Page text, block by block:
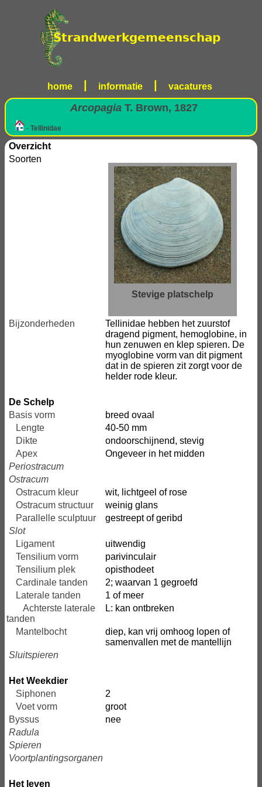
home informatie vacatures
Arcopagia T. Brown, 1827
- Tellinidae
Overzicht
Soorten
Stevige platschelp
Bijzonderheden
Tellinidae hebben het zuurstof
dragend pigment, hemoglobine, in
hun zenuwen en klep spieren. De
myoglobine vorm van dit pigment
dat in de spieren zit zorgt voor de
helder rode kleur.
De Schelp
Basis vorm
breed ovaal
Lengte
40-50 mm
Dikte
ondoorschijnend, stevig
Apex
Ongeveer in het midden
Periostracum
Ostracum
Ostracum kleur
wit, lichtgeel of rose
Ostracum structuur
weinig glans
Parallelle sculptuur
gestreept of geribd
Slot
Ligament
uitwendig
Tensilium vorm
parivinculair
Tensilium plek
opisthodeet
Cardinale tanden
2; waarvan 1 gegroefd
Laterale tanden
1 of meer
Achterste laterale
tanden
L: kan ontbreken
Mantelbocht
diep, kan vrij omhoog lopen of
samenvallen met de mantellijn
Sluitspieren
Het Weekdier
Siphonen
2
Voet vorm
groot
Byssus
nee
Radula
Spieren
Voortplantingsorganen
Het leven